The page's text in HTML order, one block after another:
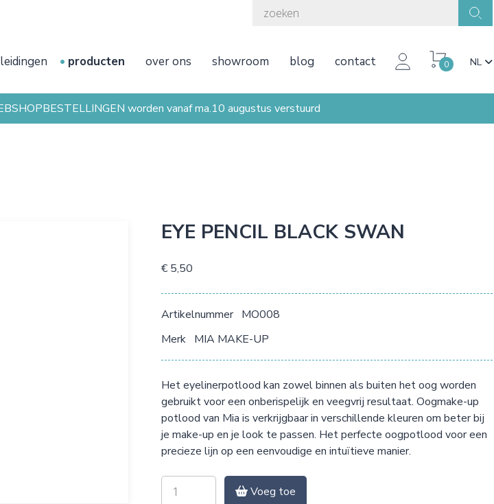
producten over ons showroom blog contact 0 NL
worden vanaf ma.10 augustus verstuurd
EYE PENCIL BLACK SWAN
€ 5,50
Artikelnummer
MO008
Merk
MIA MAKE-UP
Het eyelinerpotlood kan zowel binnen als buiten het oog worden
gebruikt voor een onberispelijk en veegvrij resultaat. Oogmake-up
potlood van Mia is verkrijgbaar in verschillende kleuren om beter bij
je make-up en je look te passen. Het perfecte oogpotlood voor een
precieze lijn op een eenvoudige en intuïtieve manier.
Voeg toe